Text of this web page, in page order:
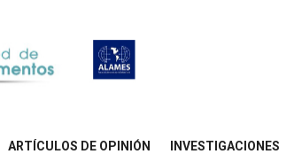
ARTÍCULOS DE OPINIÓN INVESTIGACIONES